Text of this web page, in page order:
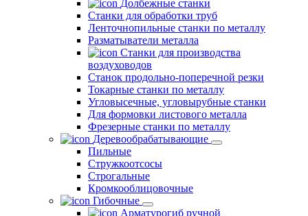
Долбежные станки
Станки для обработки труб
Ленточнопильные станки по металлу
Разматыватели металла
Станки для производства
воздуховодов
Станок продольно-поперечной резки
Токарные станки по металлу
Угловысечные, угловырубные станки
Для формовки листового металла
Фрезерные станки по металлу
Деревообрабатывающие
Пильные
Стружкоотсосы
Строгальные
Кромкооблицовочные
Гибочные
Арматурогиб ручной